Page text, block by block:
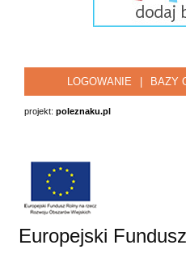
LOGOWANIE BAZY
projekt: poleznaku.pl
Europejski